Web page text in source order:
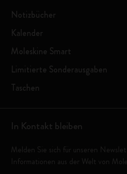
Notizbücher
Kalender
Moleskine Smart
Limitierte Sonderausgaben
Taschen
In Kontakt bleiben
Melden Sie sich für unseren
Informationen aus der Welt von